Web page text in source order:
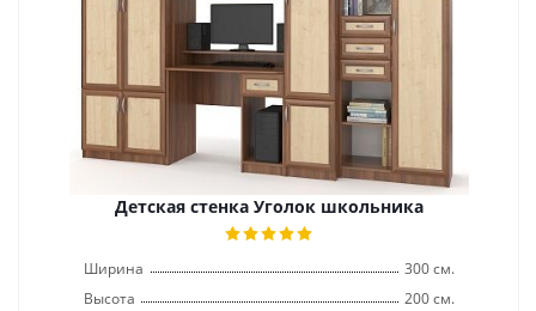
Детская стенка Уголок школьника
Ширина
300 см.
Высота
200 см.